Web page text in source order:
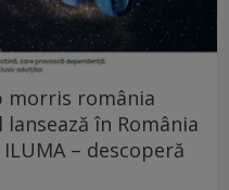
morris românia
în România
– descoperă